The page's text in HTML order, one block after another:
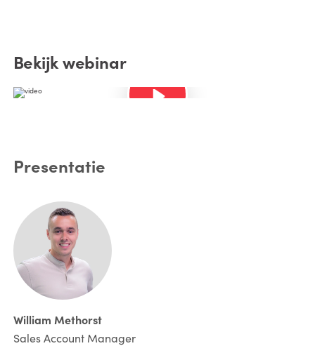
Bekijk webinar
Presentatie
William Methorst
Sales Account Manager